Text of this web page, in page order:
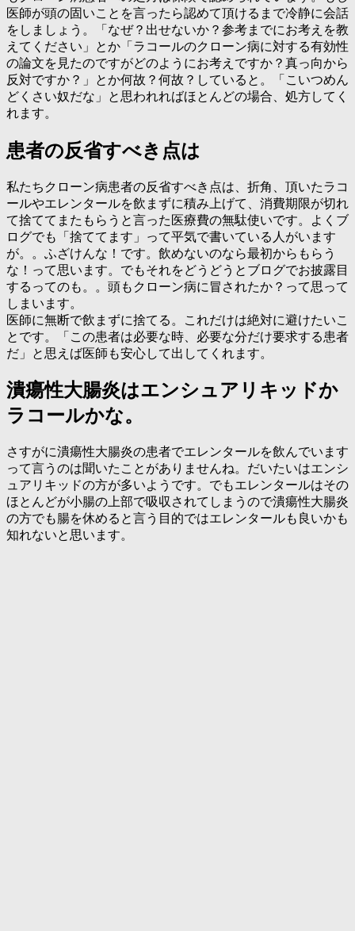
医師が頭の固いことを言ったら認めて頂けるまで冷静に会話
をしましょう。「なぜ？出せないか？参考までにお考えを教
えてください」とか「ラコールのクローン病に対する有効性
の論文を見たのですがどのようにお考えですか？真っ向から
反対ですか？」とか何故？何故？していると。「こいつめん
どくさい奴だな」と思われればほとんどの場合、処方してく
れます。
患者の反省すべき点は
私たちクローン病患者の反省すべき点は、折角、頂いたラコ
ールやエレンタールを飲まずに積み上げて、消費期限が切れ
て捨ててまたもらうと言った医療費の無駄使いです。よくブ
ログでも「捨ててます」って平気で書いている人がいます
が。。ふざけんな！です。飲めないのなら最初からもらう
な！って思います。でもそれをどうどうとブログでお披露目
するってのも。。頭もクローン病に冒されたか？って思って
しまいます。
医師に無断で飲まずに捨てる。これだけは絶対に避けたいこ
とです。「この患者は必要な時、必要な分だけ要求する患者
だ」と思えば医師も安心して出してくれます。
潰瘍性大腸炎はエンシュアリキッドか
ラコールかな。
さすがに潰瘍性大腸炎の患者でエレンタールを飲んでいます
って言うのは聞いたことがありませんね。だいたいはエンシ
ュアリキッドの方が多いようです。でもエレンタールはその
ほとんどが小腸の上部で吸収されてしまうので潰瘍性大腸炎
の方でも腸を休めると言う目的ではエレンタールも良いかも
知れないと思います。